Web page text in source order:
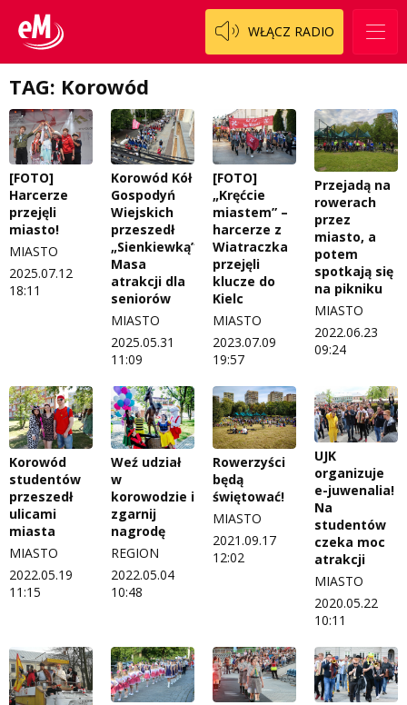
WŁĄCZ RADIO
Weekend z blondynką
W starych Kielcach
Wszystko w temacie
Regulamin konkursu Zwierzak naszej klasy
Polityka prywatności
ZNAJDZIESZ NAS TAKŻE NA
TAG: Korowód
[FOTO]
Harcerze
przejęli
miasto!
MIASTO
2025.07.12
18:11
Korowód Kół
Gospodyń
Wiejskich
przeszedł
„Sienkiewką”.
Masa
atrakcji dla
seniorów
MIASTO
2025.05.31
11:09
[FOTO]
„Kręćcie
miastem” –
harcerze z
Wiatraczka
przejęli
klucze do
Kielc
MIASTO
2023.07.09
19:57
Przejadą na
rowerach
przez
miasto, a
potem
spotkają się
na pikniku
MIASTO
2022.06.23
09:24
Korowód
studentów
przeszedł
ulicami
miasta
MIASTO
2022.05.19
11:15
Weź udział
w
korowodzie i
zgarnij
nagrodę
REGION
2022.05.04
10:48
Rowerzyści
będą
świętować!
MIASTO
2021.09.17
12:02
UJK
organizuje
e-juwenalia!
Na
studentów
czeka moc
atrakcji
MIASTO
2020.05.22
10:11